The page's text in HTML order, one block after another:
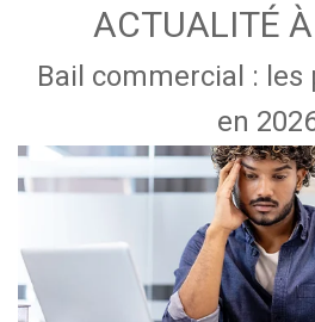
ACTUALITÉ
Bail commercial : les
en